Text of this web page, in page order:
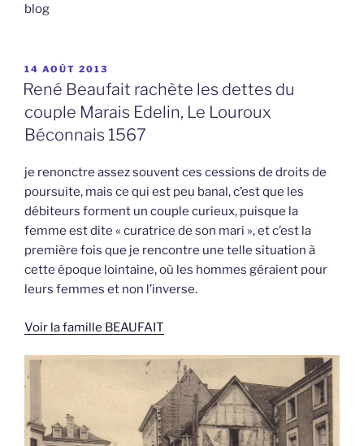
blog
PUBLIÉ
LE
14 AOÛT 2013
René Beaufait rachète les dettes du
couple Marais Edelin, Le Louroux
Béconnais 1567
je renonctre assez souvent ces cessions de droits de
poursuite, mais ce qui est peu banal, c’est que les
débiteurs forment un couple curieux, puisque la
femme est dite « curatrice de son mari », et c’est la
première fois que je rencontre une telle situation à
cette époque lointaine, où les hommes géraient pour
leurs femmes et non l’inverse.
Voir la famille BEAUFAIT